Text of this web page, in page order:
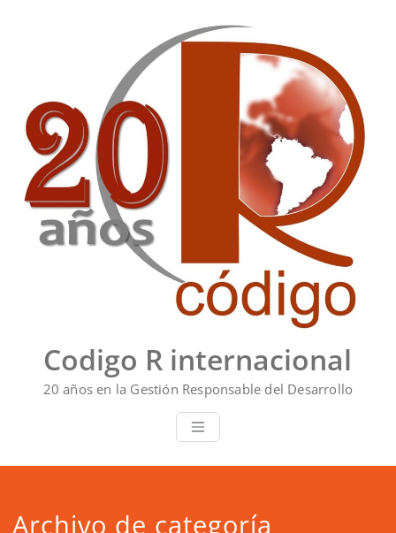
Codigo R internacional
20 años en la Gestión Responsable del Desarrollo
Archivo de categoría